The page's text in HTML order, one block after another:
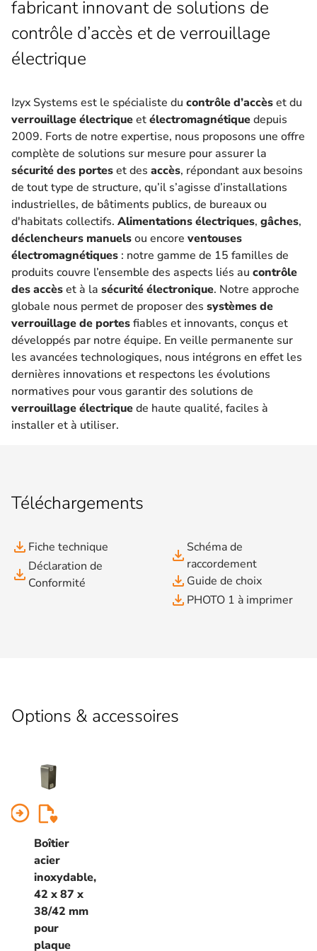
fabricant innovant de solutions de
contrôle d’accès et de verrouillage
électrique
Izyx Systems est le spécialiste du contrôle d’accèset du
verrouillage électriqueetélectromagnétiquedepuis
2009. Forts de notre expertise, nous proposons une offre
complète de solutions sur mesure pour assurer la
sécurité des porteset des accès, répondant aux besoins
de tout type de structure, qu’il s’agisse d’installations
industrielles, de bâtiments publics, de bureaux ou
d'habitats collectifs. Alimentations électriques, gâches,
déclencheurs manuelsou encore ventouses
électromagnétiques : notre gamme de 15 familles de
produits couvre l’ensemble des aspects liés au contrôle
des accèset à la sécurité électronique. Notre approche
globale nous permet de proposer des systèmes de
verrouillage de portesfiables et innovants, conçus et
développés par notre équipe. En veille permanente sur
les avancées technologiques, nous intégrons en effet les
dernières innovations et respectons les évolutions
normatives pour vous garantir des solutions de
verrouillage électriquede haute qualité, faciles à
installer et à utiliser.
Téléchargements
file_download Fiche technique
file_download Déclaration de
Conformité
file_download Schéma de
raccordement
file_download Guide de choix
file_download PHOTO 1 à imprimer
Options & accessoires
arrow_circle_right
Boîtier
acier
inoxydable,
42 x 87 x
38/42 mm
pour
plaque